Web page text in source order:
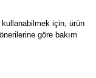
kullanabilmek için, ürün
göre bakım